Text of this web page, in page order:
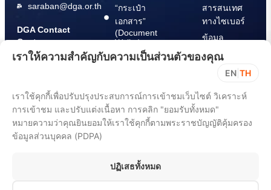
saraban@dga.or.th
DGA Contact
Center:
(+66) 02 612
6060
“กระเป๋า
เอกสาร”
(Document
Wallet)
สารสนเทศ
ทางไซเบอร์
ข้อมูล
ปฏิบัติตาม
พ.ร.บ. การ
ปฏิบัติราชการ
ทาง
อิเล็กทรอนิกส์
พ.ศ. 2565
เราให้ความสำคัญกับความเป็นส่วนตัวของคุณ
EN TH
เราใช้คุกกี้เพื่อปรับปรุงประสบการณ์การเข้าชมเว็บไซต์ วิเคราะห์
การเข้าชม และปรับแต่งเนื้อหา การคลิก "ยอมรับทั้งหมด"
หมายความว่าคุณยินยอมให้เราใช้คุกกี้ตามพระราชบัญญัติคุ้มครอง
ข้อมูลส่วนบุคคล (PDPA)
ปฏิเสธทั้งหมด